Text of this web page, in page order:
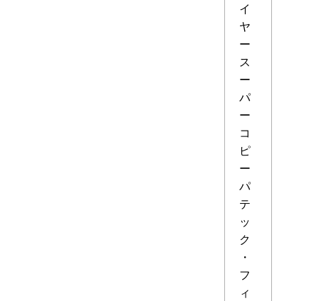
イ
ヤ
ー
ス
ー
パ
ー
コ
ピ
ー
パ
テ
ッ
ク
・
フ
ィ